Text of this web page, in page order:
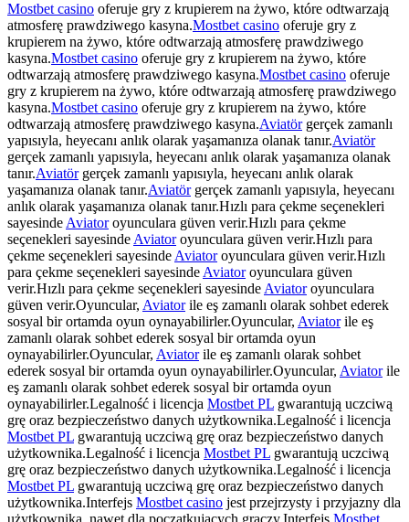
Mostbet casino oferuje gry z krupierem na żywo, które odtwarzają
atmosferę prawdziwego kasyna.Mostbet casino oferuje gry z
krupierem na żywo, które odtwarzają atmosferę prawdziwego
kasyna.Mostbet casino oferuje gry z krupierem na żywo, które
odtwarzają atmosferę prawdziwego kasyna.Mostbet casino oferuje
gry z krupierem na żywo, które odtwarzają atmosferę prawdziwego
kasyna.Mostbet casino oferuje gry z krupierem na żywo, które
odtwarzają atmosferę prawdziwego kasyna.Aviatörgerçek zamanlı
yapısıyla, heyecanı anlık olarak yaşamanıza olanak tanır.Aviatör
gerçek zamanlı yapısıyla, heyecanı anlık olarak yaşamanıza olanak
tanır.Aviatörgerçek zamanlı yapısıyla, heyecanı anlık olarak
yaşamanıza olanak tanır.Aviatörgerçek zamanlı yapısıyla, heyecanı
anlık olarak yaşamanıza olanak tanır.Hızlı para çekme seçenekleri
sayesindeAviatoroyunculara güven verir.Hızlı para çekme
seçenekleri sayesindeAviatoroyunculara güven verir.Hızlı para
çekme seçenekleri sayesindeAviatoroyunculara güven verir.Hızlı
para çekme seçenekleri sayesindeAviatoroyunculara güven
verir.Hızlı para çekme seçenekleri sayesindeAviatoroyunculara
güven verir.Oyuncular, Aviatorile eş zamanlı olarak sohbet ederek
sosyal bir ortamda oyun oynayabilirler.Oyuncular, Aviatorile eş
zamanlı olarak sohbet ederek sosyal bir ortamda oyun
oynayabilirler.Oyuncular, Aviatorile eş zamanlı olarak sohbet
ederek sosyal bir ortamda oyun oynayabilirler.Oyuncular, Aviatorile
eş zamanlı olarak sohbet ederek sosyal bir ortamda oyun
oynayabilirler.Legalność i licencja Mostbet PL gwarantują uczciwą
grę oraz bezpieczeństwo danych użytkownika.Legalność i licencja
Mostbet PL gwarantują uczciwą grę oraz bezpieczeństwo danych
użytkownika.Legalność i licencja Mostbet PL gwarantują uczciwą
grę oraz bezpieczeństwo danych użytkownika.Legalność i licencja
Mostbet PL gwarantują uczciwą grę oraz bezpieczeństwo danych
użytkownika.Interfejs Mostbet casino jest przejrzysty i przyjazny dla